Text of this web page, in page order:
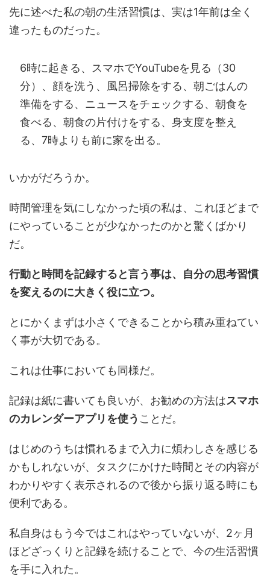
先に述べた私の朝の生活習慣は、実は1年前は全く
違ったものだった。
6時に起きる、スマホでYouTubeを見る（30
分）、顔を洗う、風呂掃除をする、朝ごはんの
準備をする、ニュースをチェックする、朝食を
食べる、朝食の片付けをする、身支度を整え
る、7時よりも前に家を出る。
いかがだろうか。
時間管理を気にしなかった頃の私は、これほどまで
にやっていることが少なかったのかと驚くばかり
だ。
行動と時間を記録すると言う事は、自分の思考習慣
を変えるのに大きく役に立つ。
とにかくまずは小さくできることから積み重ねてい
く事が大切である。
これは仕事においても同様だ。
記録は紙に書いても良いが、お勧めの方法はスマホ
のカレンダーアプリを使う ことだ。
はじめのうちは慣れるまで入力に煩わしさを感じる
かもしれないが、タスクにかけた時間とその内容が
わかりやすく表示されるので後から振り返る時にも
便利である。
私自身はもう今ではこれはやっていないが、2ヶ月
ほどざっくりと記録を続けることで、今の生活習慣
を手に入れた。